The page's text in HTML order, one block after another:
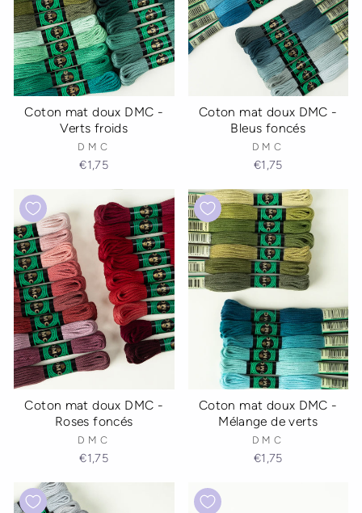
Coton mat doux DMC -
Verts froids
DMC
€1,75
Coton mat doux DMC -
Bleus foncés
DMC
€1,75
Coton mat doux DMC -
Roses foncés
DMC
€1,75
Coton mat doux DMC -
Mélange de verts
DMC
€1,75